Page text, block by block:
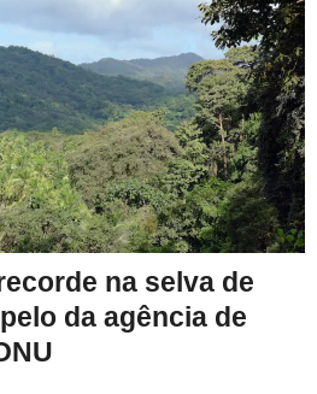
na selva de
da agência de